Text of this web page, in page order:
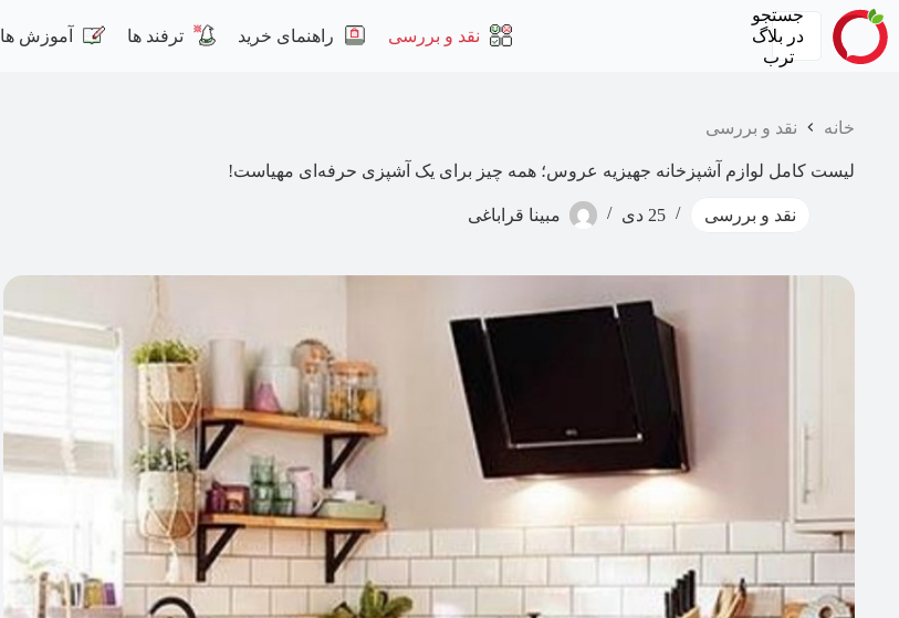
پرش
به
محتوا
جستجو
در بلاگ
ترب
نقد و بررسی راهنمای خرید ترفند ها آموزش ها
خانه نقد و بررسی
لیست کامل لوازم آشپزخانه جهیزیه عروس؛ همه چیز برای یک آشپزی حرفه‌ای مهیاست!
نقد و بررسی 25 دی مبینا قراباغی